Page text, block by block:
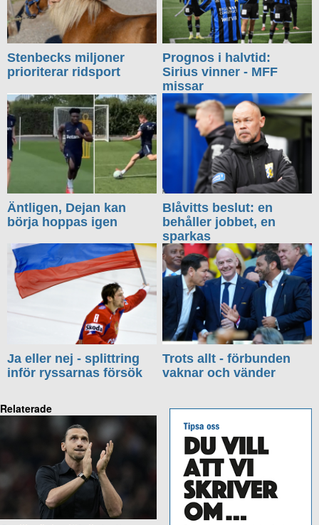
Stenbecks miljoner
prioriterar ridsport
Prognos i halvtid:
Sirius vinner - MFF
missar
Äntligen, Dejan kan
börja hoppas igen
Blåvitts beslut: en
behåller jobbet, en
sparkas
Ja eller nej - splittring
inför ryssarnas försök
Trots allt - förbunden
vaknar och vänder
Relaterade